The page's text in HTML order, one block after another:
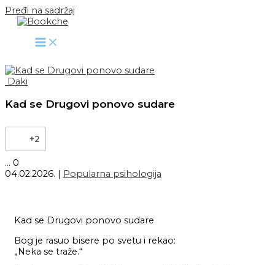
Pređi na sadržaj
Daki
Kad se Drugovi ponovo sudare
+2
... 0
04.02.2026. | Popularna psihologija
Kad se Drugovi ponovo sudare
Bog je rasuo bisere po svetu i rekao:
„Neka se traže.“